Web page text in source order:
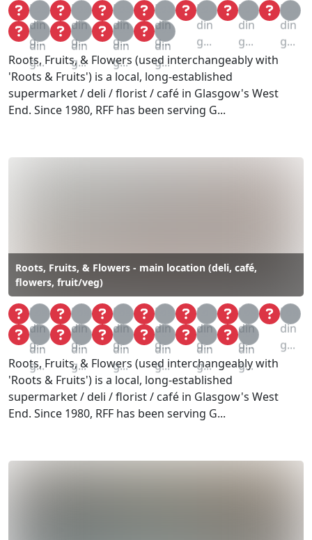
Loa
din
g...
Loa
din
g...
Loa
din
g...
Loa
din
g...
Loa
din
g...
Loa
din
g...
Loa
din
g...
Loa
din
g...
Loa
din
g...
Loa
din
g...
Loa
din
g...
Roots, Fruits, & Flowers (used interchangeably with
'Roots & Fruits') is a local, long-established
supermarket / deli / florist / café in Glasgow's West
End. Since 1980, RFF has been serving G...
Roots, Fruits, & Flowers - main location (deli, café,
flowers, fruit/veg)
Loa
din
g...
Loa
din
g...
Loa
din
g...
Loa
din
g...
Loa
din
g...
Loa
din
g...
Loa
din
g...
Loa
din
g...
Loa
din
g...
Loa
din
g...
Loa
din
g...
Loa
din
g...
Loa
din
g...
Roots, Fruits, & Flowers (used interchangeably with
'Roots & Fruits') is a local, long-established
supermarket / deli / florist / café in Glasgow's West
End. Since 1980, RFF has been serving G...